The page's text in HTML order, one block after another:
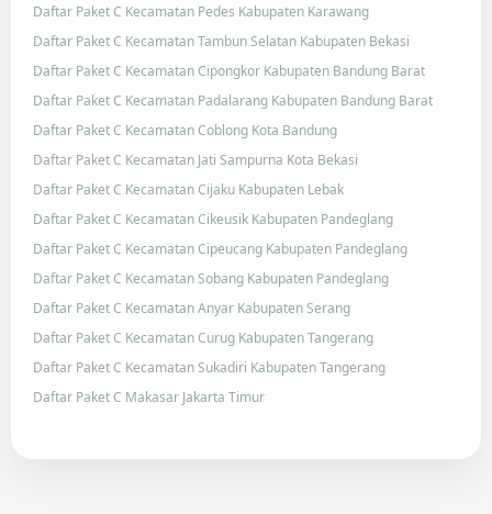
Daftar Paket C Kecamatan Pedes Kabupaten Karawang
Daftar Paket C Kecamatan Tambun Selatan Kabupaten Bekasi
Daftar Paket C Kecamatan Cipongkor Kabupaten Bandung Barat
Daftar Paket C Kecamatan Padalarang Kabupaten Bandung Barat
Daftar Paket C Kecamatan Coblong Kota Bandung
Daftar Paket C Kecamatan Jati Sampurna Kota Bekasi
Daftar Paket C Kecamatan Cijaku Kabupaten Lebak
Daftar Paket C Kecamatan Cikeusik Kabupaten Pandeglang
Daftar Paket C Kecamatan Cipeucang Kabupaten Pandeglang
Daftar Paket C Kecamatan Sobang Kabupaten Pandeglang
Daftar Paket C Kecamatan Anyar Kabupaten Serang
Daftar Paket C Kecamatan Curug Kabupaten Tangerang
Daftar Paket C Kecamatan Sukadiri Kabupaten Tangerang
Daftar Paket C Makasar Jakarta Timur